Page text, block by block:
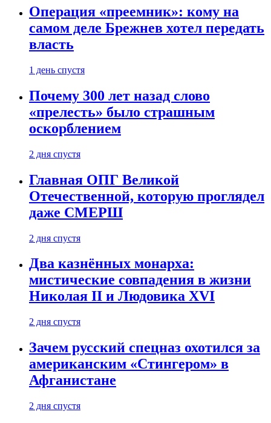
Операция «преемник»: кому на
самом деле Брежнев хотел передать
власть
1 день спустя
Почему 300 лет назад слово
«прелесть» было страшным
оскорблением
2 дня спустя
Главная ОПГ Великой
Отечественной, которую проглядел
даже СМЕРШ
2 дня спустя
Два казнённых монарха:
мистические совпадения в жизни
Николая II и Людовика XVI
2 дня спустя
Зачем русский спецназ охотился за
американским «Стингером» в
Афганистане
2 дня спустя